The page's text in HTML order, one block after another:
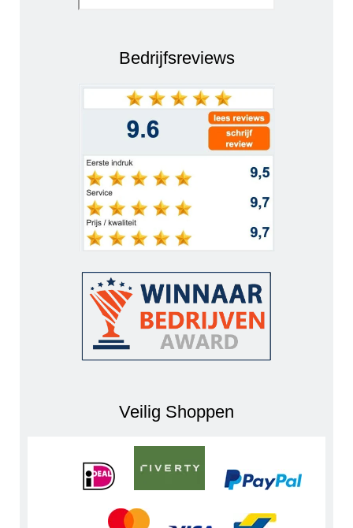
Bedrijfsreviews
Veilig Shoppen